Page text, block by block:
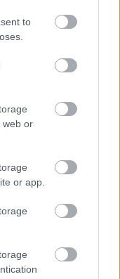
to
web or
or app.
AZ ÚSZÓK
id/7831114
felhasználói tartalomnak
semmilyen felelősséget